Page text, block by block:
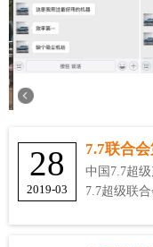
28
2019-03
7.7联合
中国7.7超
7.7超级联